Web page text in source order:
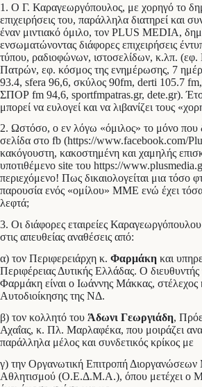
1. Ο Γ. Καραγεωργόπουλος, με χορηγό το
επιχειρήσεις του, παράλληλα διατηρεί και
έναν μιντιακό όμιλο, τον PLUS MEDIA,
ενσωματώνοντας διάφορες επιχειρήσεις
τύπου, ραδιοφώνων, ιστοσελίδων, κ.λπ.
Πατρών, εφ. κόσμος της ενημέρωσης, 7
93.4, sfera 96,6, σκύλος 90fm, derti 105.7
ΣΠΟΡ fm 94,6, sportfmpatras.gr, dete.gr).
μπορεί να ευλογεί και να λιβανίζει τους
2. Ωστόσο, ο εν λόγω «όμιλος» το μόνο που
σελίδα στο fb (https://www.facebook.com/
κακόγουστη, κακοστημένη και χαμηλής
υποτιθέμενο site του https://
περιεχόμενο! Πως δικαιολογείται μια τόσο
παρουσία ενός «ομίλου» ΜΜΕ ενώ έχει
λεφτά;
3. Οι διάφορες εταιρείες Καραγεωργόπουλου
στις απευθείας αναθέσεις από:
α) τον Περιφερειάρχη κ. Φαρμάκη και
Περιφέρειας Δυτικής Ελλάδας. Ο
Φαρμάκη είναι ο Ιωάννης Μάκκας, στέλεχος
Αυτοδιοίκησης της ΝΔ.
β) τον κολλητό του Άδωνι Γεωργιάδη,
Αχαΐας, κ. Πλ. Μαρλαφέκα, που μοιράζει
παράλληλα μέλος και συνδετικός κρίκος με
γ) την Οργανωτική Επιτροπή Διοργανώσεων
Αθλητισμού (Ο.Ε.Δ.Μ.Α.), όπου μετέχει ο